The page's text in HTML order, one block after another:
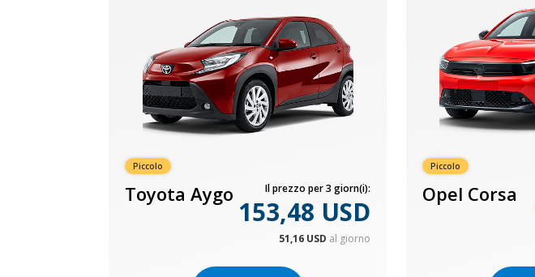
Piccolo
Toyota Aygo Il prezzo per 3 giorn(i):
153,48 USD
51,16 USD al giorno
Piccolo
Opel Corsa